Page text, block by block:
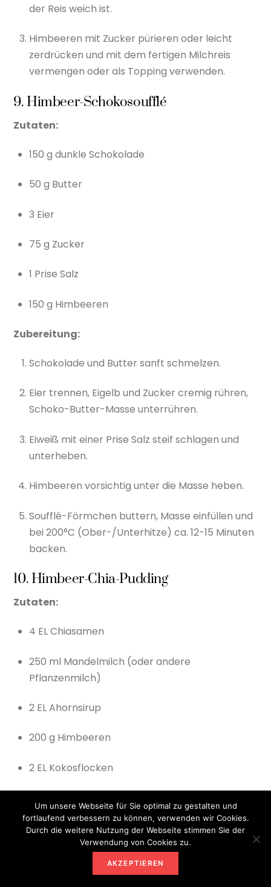
der Reis weich ist.
Himbeeren mit Zucker pürieren oder leicht
zerdrücken und mit dem fertigen Milchreis
vermengen oder als Topping verwenden.
9. Himbeer-Schokosoufflé
Zutaten:
150 g dunkle Schokolade
50 g Butter
3 Eier
75 g Zucker
1 Prise Salz
150 g Himbeeren
Zubereitung:
Schokolade und Butter sanft schmelzen.
Eier trennen, Eigelb und Zucker cremig rühren,
Schoko-Butter-Masse unterrühren.
Eiweiß mit einer Prise Salz steif schlagen und
unterheben.
Himbeeren vorsichtig unter die Masse heben.
Soufflé-Förmchen buttern, Masse einfüllen und
bei 200°C (Ober-/Unterhitze) ca. 12-15 Minuten
backen.
10. Himbeer-Chia-Pudding
Zutaten:
4 EL Chiasamen
250 ml Mandelmilch (oder andere
Pflanzenmilch)
2 EL Ahornsirup
200 g Himbeeren
2 EL Kokosflocken
Chiasamen mit Mandelmilch und Ahornsirup
verrühren und über Nacht im Kühlschrank
Um unsere Webseite für Sie optimal zu gestalten und
fortlaufend verbessern zu können, verwenden wir Cookies.
Durch die weitere Nutzung der Webseite stimmen Sie der
Verwendung von Cookies zu.
AKZEPTIEREN